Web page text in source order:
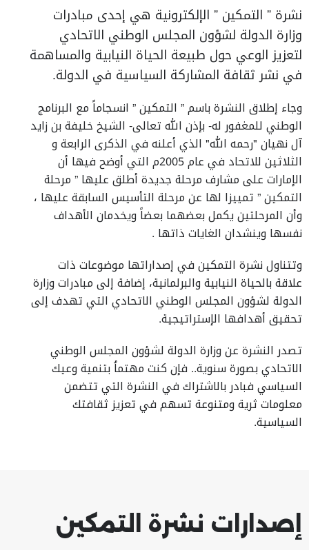
نشرة ” التمكين ” الإلكترونية هي إحدى مبادرات
وزارة الدولة لشؤون المجلس الوطني الاتحادي
لتعزيز الوعي حول طبيعة الحياة النيابية والمساهمة
في نشر ثقافة المشاركة السياسية في الدولة.
وجاء إطلاق النشرة باسم ” التمكين ” انسجاماً مع البرنامج
الوطني للمغفور له- بإذن الله تعالى- الشيخ خليفة بن زايد
آل نهيان "رحمه الله" الذي أعلنه في الذكرى الرابعة و
الثلاثين للاتحاد في عام 2005م التي أوضح فيها أن
الإمارات على مشارف مرحلة جديدة أطلق عليها ” مرحلة
التمكين ” تمييزا لها عن مرحلة التأسيس السابقة عليها ،
وأن المرحلتين يكمل بعضهما بعضاً ويخدمان الأهداف
نفسها وينشدان الغايات ذاتها .
وتتناول نشرة التمكين في إصداراتها موضوعات ذات
علاقة بالحياة النيابية والبرلمانية، إضافة إلى مبادرات وزارة
الدولة لشؤون المجلس الوطني الاتحادي التي تهدف إلى
تحقيق أهدافها الإستراتيجية.
تصدر النشرة عن وزارة الدولة لشؤون المجلس الوطني
الاتحادي بصورة سنوية.. فإن كنت مهتماُ بتنمية وعيك
السياسي فبادر بالاشتراك في النشرة التي تتضمن
معلومات ثرية ومتنوعة تسهم في تعزيز ثقافتك
السياسية.
إصدارات نشرة التمكين